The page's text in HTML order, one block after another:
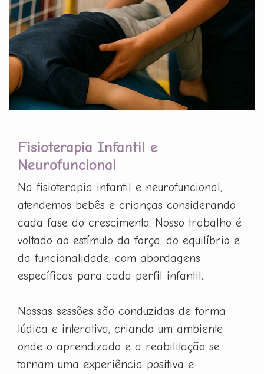
Fisioterapia Infantil e
Neurofuncional
Na fisioterapia infantil e neurofuncional,
atendemos bebês e crianças considerando
cada fase do crescimento. Nosso trabalho é
voltado ao estímulo da força, do equilíbrio e
da funcionalidade, com abordagens
específicas para cada perfil infantil.
Nossas sessões são conduzidas de forma
lúdica e interativa, criando um ambiente
onde o aprendizado e a reabilitação se
tornam uma experiência positiva e